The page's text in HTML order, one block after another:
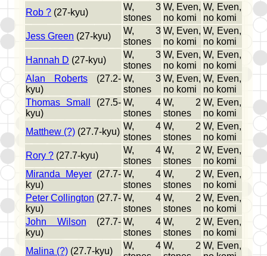
Rob ? (27-kyu)
W, 3
stones
W, Even,
no komi
W, Even,
no komi
Jess Green (27-kyu)
W, 3
stones
W, Even,
no komi
W, Even,
no komi
Hannah D (27-kyu)
W, 3
stones
W, Even,
no komi
W, Even,
no komi
Alan Roberts (27.2-
kyu)
W, 3
stones
W, Even,
no komi
W, Even,
no komi
Thomas Small
(27.5-
kyu)
W, 4
stones
W, 2
stones
W, Even,
no komi
Matthew (?) (27.7-kyu)
W, 4
stones
W, 2
stones
W, Even,
no komi
Rory ? (27.7-kyu)
W, 4
stones
W, 2
stones
W, Even,
no komi
Miranda Meyer(27.7-
kyu)
W, 4
stones
W, 2
stones
W, Even,
no komi
Peter Collington (27.7-
kyu)
W, 4
stones
W, 2
stones
W, Even,
no komi
John Wilson (27.7-
kyu)
W, 4
stones
W, 2
stones
W, Even,
no komi
Malina (?) (27.7-kyu)
W, 4 W, 2 W, Even,